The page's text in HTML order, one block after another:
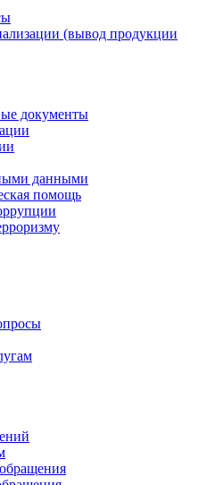
(вывод продукции
документы
данными
помощь